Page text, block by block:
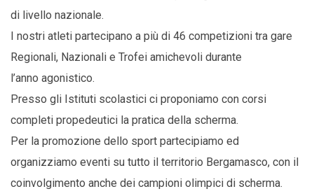
di livello nazionale.
I nostri atleti partecipano a più di 46 competizioni tra gare
Regionali, Nazionali e Trofei amichevoli durante
l’anno agonistico.
Presso gli Istituti scolastici ci proponiamo con corsi
completi propedeutici la pratica della scherma.
Per la promozione dello sport partecipiamo ed
organizziamo eventi su tutto il territorio Bergamasco, con il
coinvolgimento anche dei campioni olimpici di scherma.